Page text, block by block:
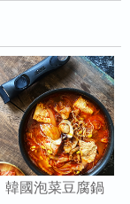
韓國泡菜豆腐鍋